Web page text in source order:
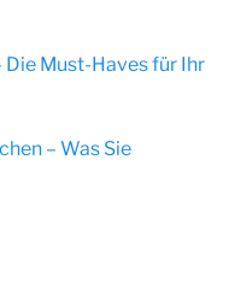
Must-Haves für Ihr
– Was Sie